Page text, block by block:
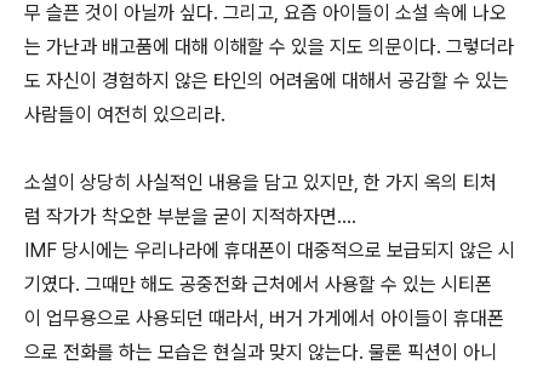
무 슬픈 것이 아닐까 싶다. 그리고, 요즘 아이들이 소설 속에 나오
는 가난과 배고품에 대해 이해할 수 있을 지도 의문이다. 그렇더라
도 자신이 경험하지 않은 타인의 어려움에 대해서 공감할 수 있는
사람들이 여전히 있으리라.
소설이 상당히 사실적인 내용을 담고 있지만, 한 가지 옥의 티처
럼 작가가 착오한 부분을 굳이 지적하자면....
IMF 당시에는 우리나라에 휴대폰이 대중적으로 보급되지 않은 시
기였다. 그때만 해도 공중전화 근처에서 사용할 수 있는 시티폰
이 업무용으로 사용되던 때라서, 버거 가게에서 아이들이 휴대폰
으로 전화를 하는 모습은 현실과 맞지 않는다. 물론 픽션이 아니